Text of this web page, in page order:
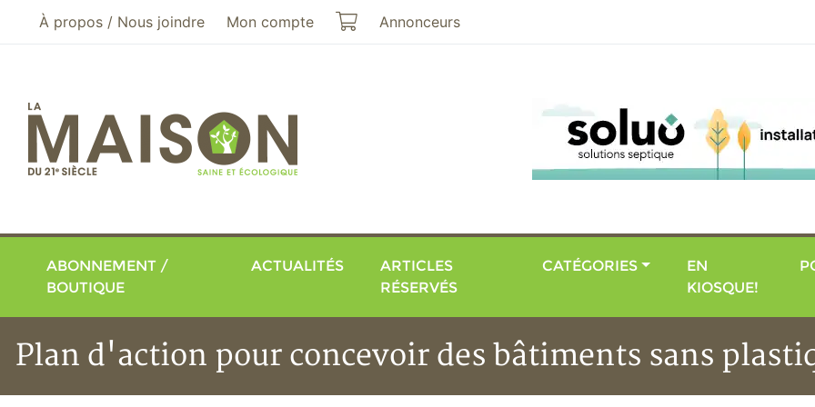
Aller au menu principal
Aller au contenu principal
À propos / Nous joindre Mon compte Mon panier
Annonceurs
ABONNEMENT /
BOUTIQUE
ACTUALITÉS
ARTICLES
RÉSERVÉS
CATÉGORIES
EN
KIOSQUE!
Plan d'action pour concevoir des bâtiments sans